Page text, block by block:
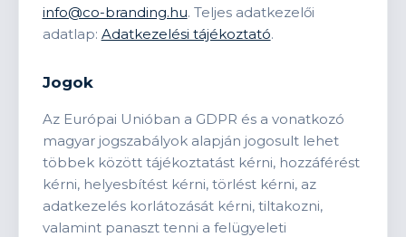
info@co-branding.hu. Teljes adatkezelői
adatlap: Adatkezelési tájékoztató.
Jogok
Az Európai Unióban a GDPR és a vonatkozó
magyar jogszabályok alapján jogosult lehet
többek között tájékoztatást kérni, hozzáférést
kérni, helyesbítést kérni, törlést kérni, az
adatkezelés korlátozását kérni, tiltakozni,
valamint panaszt tenni a felügyeleti